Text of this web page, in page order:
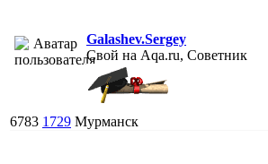
Galashev.Sergey
Свой на Aqa.ru, Советник
6783 1729 Мурманск